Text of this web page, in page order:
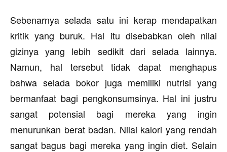
Sebenarnya selada satu ini kerap mendapatkan
kritik yang buruk. Hal itu disebabkan oleh nilai
gizinya yang lebih sedikit dari selada lainnya.
Namun, hal tersebut tidak dapat menghapus
bahwa selada bokor juga memiliki nutrisi yang
bermanfaat bagi pengkonsumsinya. Hal ini justru
sangat potensial bagi mereka yang ingin
menurunkan berat badan. Nilai kalori yang rendah
sangat bagus bagi mereka yang ingin diet. Selain